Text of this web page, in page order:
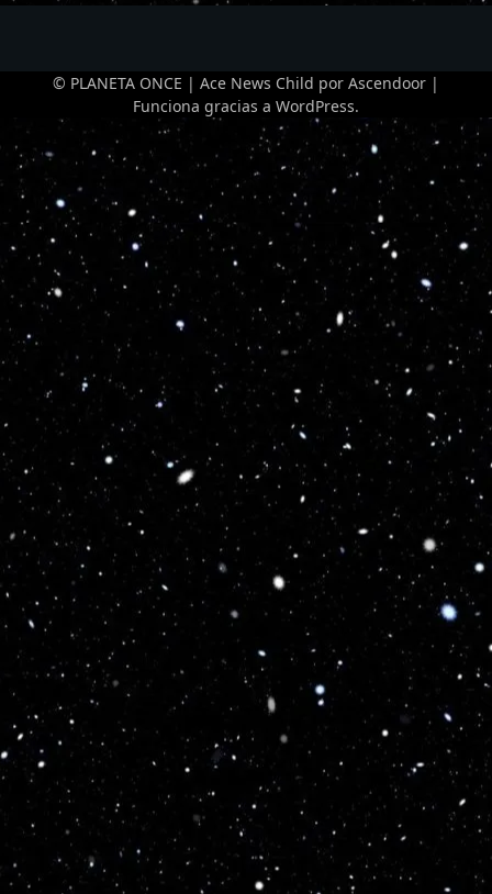
© PLANETA ONCE | Ace News Child por Ascendoor |
Funciona gracias a WordPress.